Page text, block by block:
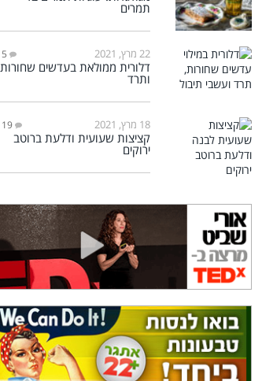
תמרים
22 מרץ, 2021 5
דלורית ממולאת בעדשים שחורות
ותרד
18 מרץ, 2021 19
קציצות שעועית ודלעת ברוטב
ירוקים